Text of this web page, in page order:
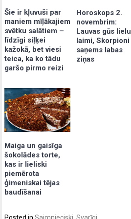
Šie ir kļuvuši par
maniem mīļākajiem
svētku salātiem –
līdzīgi siļķei
kažokā, bet viesi
teica, ka ko tādu
garšo pirmo reizi
Horoskops 2.
novembrim:
Lauvas gūs lielu
laimi, Skorpioni
saņems labas
ziņas
Maiga un gaisīga
šokolādes torte,
kas ir lieliski
piemērota
ģimeniskai tējas
baudīšanai